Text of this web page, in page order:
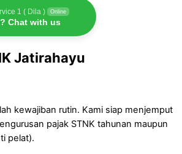
1 ( Dila ) Online
Chat with us
Jatirahayu
kewajiban rutin. Kami siap menjemput
pajak STNK tahunan maupun
pelat).